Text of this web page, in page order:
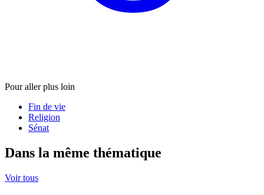
Pour aller plus loin
Fin de vie
Religion
Sénat
Dans la même thématique
Voir tous